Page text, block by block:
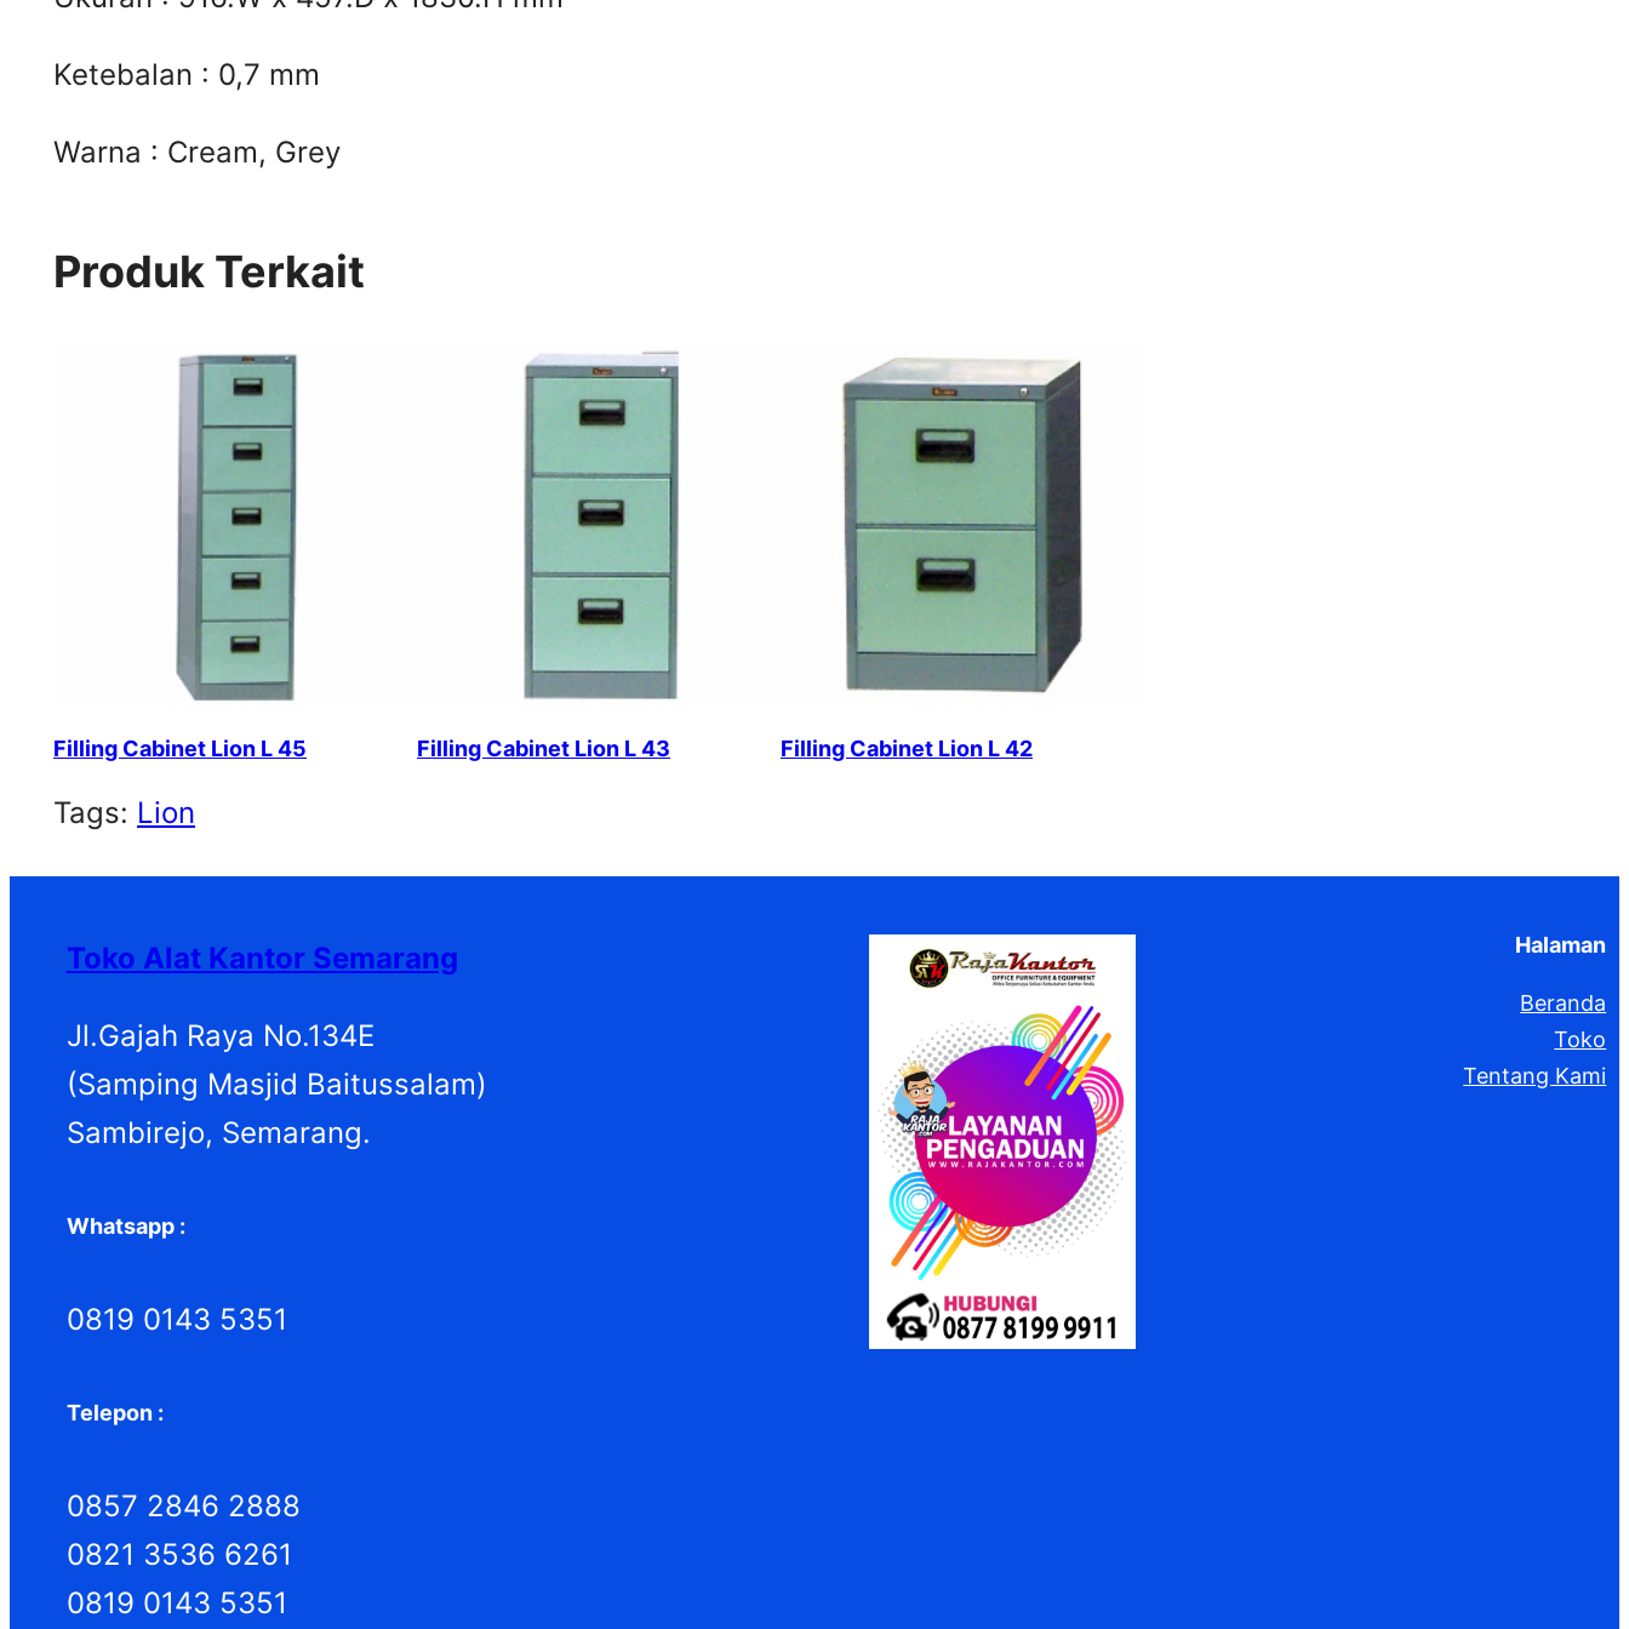
Ketebalan : 0,7 mm
Warna : Cream, Grey
Produk Terkait
Filling Cabinet Lion L 45 Filling Cabinet Lion L 43 Filling Cabinet Lion L 42
Tags: Lion
Toko Alat Kantor Semarang
Jl.Gajah Raya No.134E
(Samping Masjid Baitussalam)
Sambirejo, Semarang.
Whatsapp :
0819 0143 5351
Telepon :
0857 2846 2888
0821 3536 6261
0819 0143 5351
Halaman
Beranda
Toko
Tentang Kami